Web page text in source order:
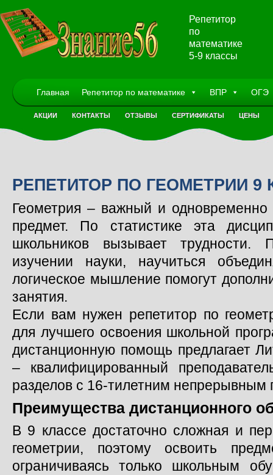
Репетитор
по
математике
5-9 классы
Главная Репетитор по математике ВПР ОГЭ
АКЦИИ КОНТАКТЫ ОТЗЫВЫ СЕРТИФИКАТЫ ЦЕНЫ
РЕПЕТИТОР ПО ГЕОМЕТРИИ 9
Геометрия – важный и
предмет. По статистике эта
школьников вызывает трудности.
изучении науки, научиться
логическое мышление помогут
занятия.
Если вам нужен репетитор по
для лучшего освоения школьной
дистанционную помощь предлагает
– квалифицированный
разделов с 16-тилетним непрерывным
Преимущества дистанционного
В 9 классе достаточно сложная и
геометрии, поэтому освоить
ограничиваясь только школьным